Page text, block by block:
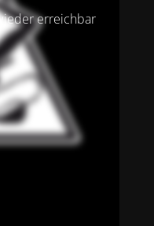
erreichbar